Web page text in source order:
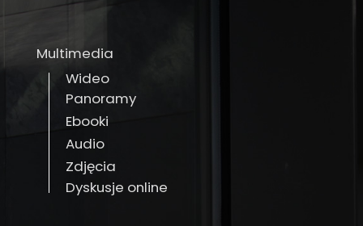
Multimedia
Wideo
Panoramy
Ebooki
Audio
Zdjęcia
Dyskusje online